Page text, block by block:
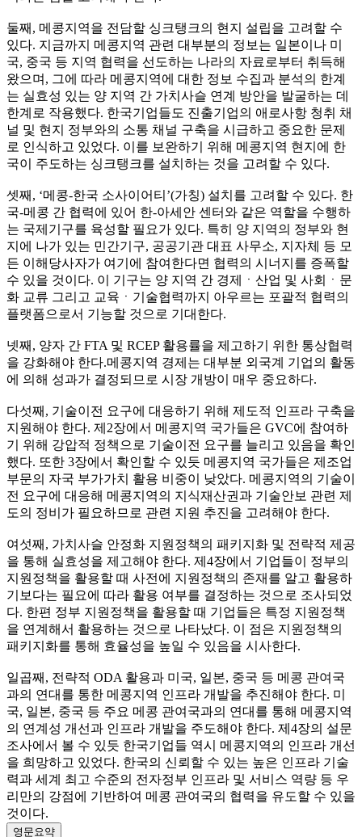
둘째, 메콩지역을 전담할 싱크탱크의 현지 설립을 고려할 수
있다. 지금까지 메콩지역 관련 대부분의 정보는 일본이나 미
국, 중국 등 지역 협력을 선도하는 나라의 자료로부터 취득해
왔으며, 그에 따라 메콩지역에 대한 정보 수집과 분석의 한계
는 실효성 있는 양 지역 간 가치사슬 연계 방안을 발굴하는 데
한계로 작용했다. 한국기업들도 진출기업의 애로사항 청취 채
널 및 현지 정부와의 소통 채널 구축을 시급하고 중요한 문제
로 인식하고 있었다. 이를 보완하기 위해 메콩지역 현지에 한
국이 주도하는 싱크탱크를 설치하는 것을 고려할 수 있다.
셋째, ‘메콩-한국 소사이어티’(가칭) 설치를 고려할 수 있다. 한
국-메콩 간 협력에 있어 한-아세안 센터와 같은 역할을 수행하
는 국제기구를 육성할 필요가 있다. 특히 양 지역의 정부와 현
지에 나가 있는 민간기구, 공공기관 대표 사무소, 지자체 등 모
든 이해당사자가 여기에 참여한다면 협력의 시너지를 증폭할
수 있을 것이다. 이 기구는 양 지역 간 경제ㆍ산업 및 사회ㆍ문
화 교류 그리고 교육ㆍ기술협력까지 아우르는 포괄적 협력의
플랫폼으로서 기능할 것으로 기대한다.
넷째, 양자 간 FTA 및 RCEP 활용률을 제고하기 위한 통상협력
을 강화해야 한다.메콩지역 경제는 대부분 외국계 기업의 활동
에 의해 성과가 결정되므로 시장 개방이 매우 중요하다.
다섯째, 기술이전 요구에 대응하기 위해 제도적 인프라 구축을
지원해야 한다. 제2장에서 메콩지역 국가들은 GVC에 참여하
기 위해 강압적 정책으로 기술이전 요구를 늘리고 있음을 확인
했다. 또한 3장에서 확인할 수 있듯 메콩지역 국가들은 제조업
부문의 자국 부가가치 활용 비중이 낮았다. 메콩지역의 기술이
전 요구에 대응해 메콩지역의 지식재산권과 기술안보 관련 제
도의 정비가 필요하므로 관련 지원 추진을 고려해야 한다.
여섯째, 가치사슬 안정화 지원정책의 패키지화 및 전략적 제공
을 통해 실효성을 제고해야 한다. 제4장에서 기업들이 정부의
지원정책을 활용할 때 사전에 지원정책의 존재를 알고 활용하
기보다는 필요에 따라 활용 여부를 결정하는 것으로 조사되었
다. 한편 정부 지원정책을 활용할 때 기업들은 특정 지원정책
을 연계해서 활용하는 것으로 나타났다. 이 점은 지원정책의
패키지화를 통해 효율성을 높일 수 있음을 시사한다.
일곱째, 전략적 ODA 활용과 미국, 일본, 중국 등 메콩 관여국
과의 연대를 통한 메콩지역 인프라 개발을 추진해야 한다. 미
국, 일본, 중국 등 주요 메콩 관여국과의 연대를 통해 메콩지역
의 연계성 개선과 인프라 개발을 주도해야 한다. 제4장의 설문
조사에서 볼 수 있듯 한국기업들 역시 메콩지역의 인프라 개선
을 희망하고 있었다. 한국의 신뢰할 수 있는 높은 인프라 기술
력과 세계 최고 수준의 전자정부 인프라 및 서비스 역량 등 우
리만의 강점에 기반하여 메콩 관여국의 협력을 유도할 수 있을
것이다.
영문요약